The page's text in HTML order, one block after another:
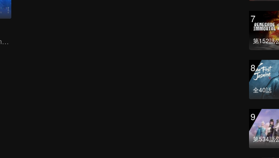
You don't understand, It's also love
7
第152話
8
全40話
9
第534話